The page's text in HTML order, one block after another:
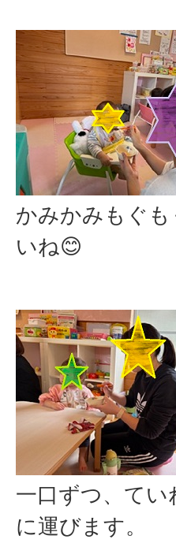
かみかみもぐも
いね😊
一口ずつ、てい
に運びます。